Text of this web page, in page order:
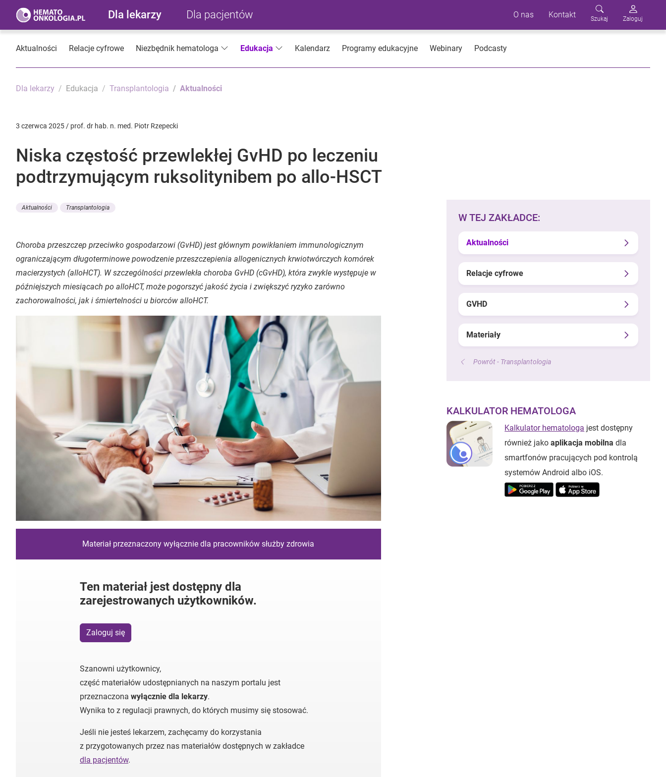
Dla lekarzy Dla pacjentów O nas Kontakt Szukaj Zaloguj
Aktualności Relacje cyfrowe Niezbędnik hematologa Edukacja Kalendarz Programy edukacyjne Webinary Podcasty
Dla lekarzy Edukacja Transplantologia Aktualności
3 czerwca 2025 / prof. dr hab. n. med. Piotr Rzepecki
Niska częstość przewlekłej GvHD po leczeniu
podtrzymującym ruksolitynibem po allo-HSCT
Aktualności Transplantologia
Choroba przeszczep przeciwko gospodarzowi (GvHD) jest głównym powikłaniem immunologicznym
ograniczającym długoterminowe powodzenie przeszczepienia allogenicznych krwiotwórczych komórek
macierzystych (alloHCT). W szczególności przewlekła choroba GvHD (cGvHD), która zwykle występuje w
późniejszych miesiącach po alloHCT, może pogorszyć jakość życia i zwiększyć ryzyko zarówno
zachorowalności, jak i śmiertelności u biorców alloHCT.
Materiał przeznaczony wyłącznie dla pracowników służby zdrowia
Ten materiał jest dostępny dla
zarejestrowanych użytkowników.
Zaloguj się
Szanowni użytkownicy,
część materiałów udostępnianych na naszym portalu jest
przeznaczona wyłącznie dla lekarzy.
Wynika to z regulacji prawnych, do których musimy się stosować.
Jeśli nie jesteś lekarzem, zachęcamy do korzystania
z przygotowanych przez nas materiałów dostępnych w zakładce
dla pacjentów.
W TEJ ZAKŁADCE:
Aktualności
Relacje cyfrowe
GVHD
Materiały
Powrót - Transplantologia
KALKULATOR HEMATOLOGA
Kalkulator hematologa jest dostępny
również jakoaplikacja mobilna dla
smartfonów pracujących pod kontrolą
systemów Android albo iOS.